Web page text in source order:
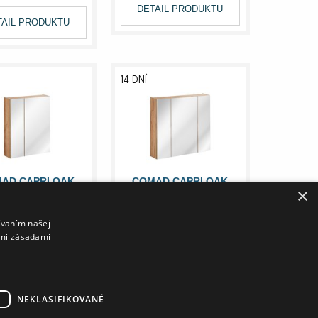
PRODUKTU
DETAIL PRODUKTU
CAPRI OAK
60 X 75 CM
KRAF
ZRKADLO
PRODUKTU
COMAD CAPRI OAK
14 DNÍ
×
našej
zásadami
NEKLASIFIKOVANÉ